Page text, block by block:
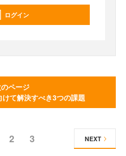
ログイン
ページ
て解決すべき3つの課題
2 3 NEXT